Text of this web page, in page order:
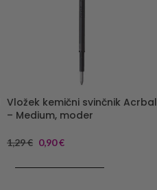
Vložek kemični svinčnik Acrbal
– Medium, moder
1,29€ 0,90€